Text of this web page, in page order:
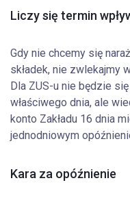
Liczy się termin
Gdy nie chcemy się
składek, nie zwlekajmy
Dla ZUS-u nie będzie
właściwego dnia, ale
konto Zakładu 16 dnia
jednodniowym
Kara za opóźnienie